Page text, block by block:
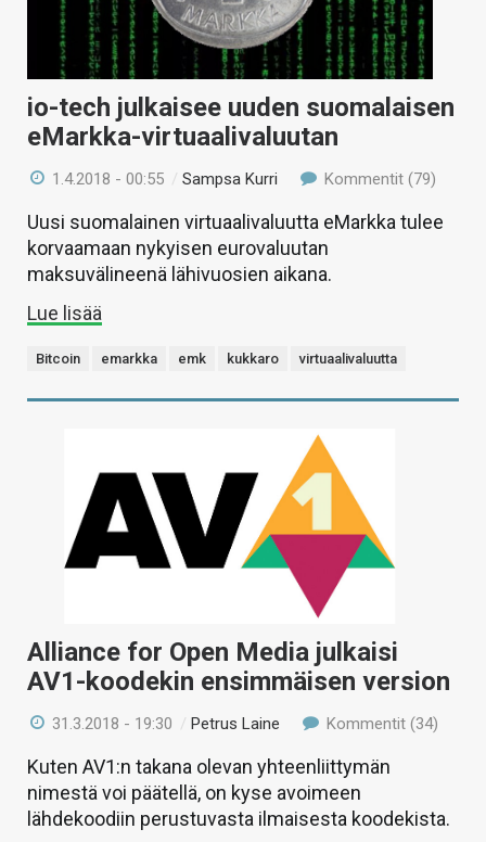
io-tech julkaisee uuden suomalaisen
eMarkka-virtuaalivaluutan
1.4.2018 - 00:55 /Sampsa Kurri Kommentit (79)
Uusi suomalainen virtuaalivaluutta eMarkka tulee
korvaamaan nykyisen eurovaluutan
maksuvälineenä lähivuosien aikana.
Lue lisää
Bitcoin emarkka emk kukkaro virtuaalivaluutta
Alliance for Open Media julkaisi
AV1-koodekin ensimmäisen version
31.3.2018 - 19:30 / Petrus Laine Kommentit (34)
Kuten AV1:n takana olevan yhteenliittymän
nimestä voi päätellä, on kyse avoimeen
lähdekoodiin perustuvasta ilmaisesta koodekista.